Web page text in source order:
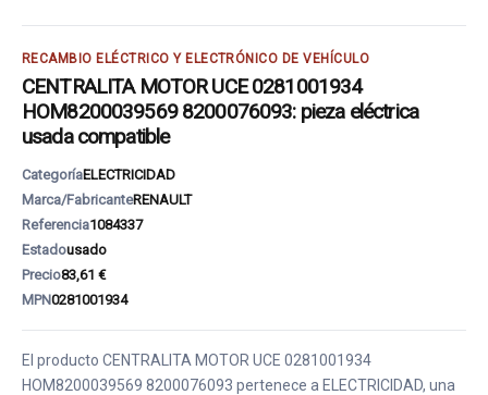
RECAMBIO ELÉCTRICO Y ELECTRÓNICO DE VEHÍCULO
CENTRALITA MOTOR UCE 0281001934
HOM8200039569 8200076093: pieza eléctrica
usada compatible
CategoríaELECTRICIDAD
Marca/FabricanteRENAULT
Referencia1084337
Estadousado
Precio83,61 €
MPN0281001934
El producto CENTRALITA MOTOR UCE 0281001934
HOM8200039569 8200076093 pertenece a ELECTRICIDAD, una